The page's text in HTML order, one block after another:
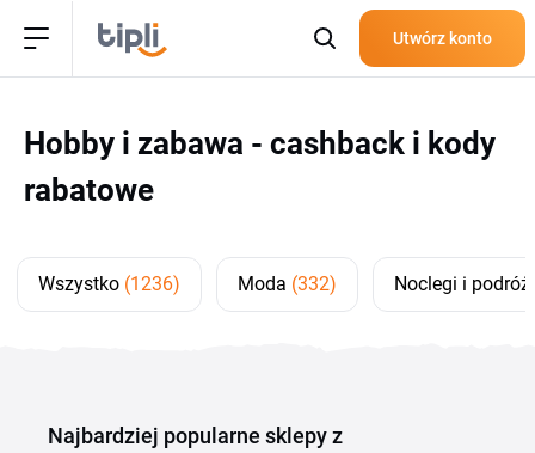
Utwórz konto
Hobby i zabawa - cashback i kody
rabatowe
Wszystko (1236) Moda (332) Noclegi i
Najbardziej popularne sklepy z